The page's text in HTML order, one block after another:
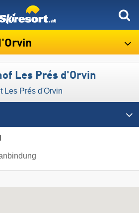
Les Prés d'Orvin
Les Prés d'Orvin